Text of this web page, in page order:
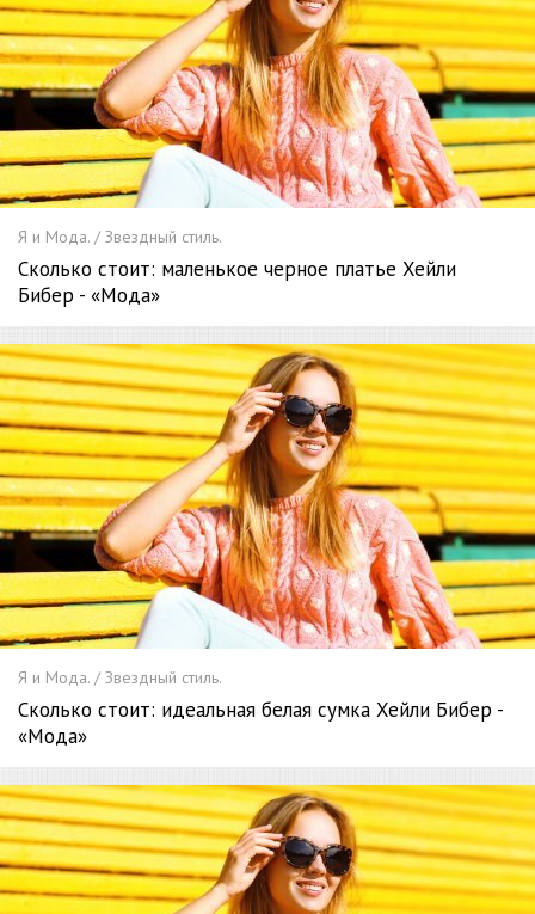
Я и Мода. / Звездный стиль.
Сколько стоит: маленькое черное платье Хейли
Бибер - «Мода»
Я и Мода. / Звездный стиль.
Сколько стоит: идеальная белая сумка Хейли Бибер -
«Мода»